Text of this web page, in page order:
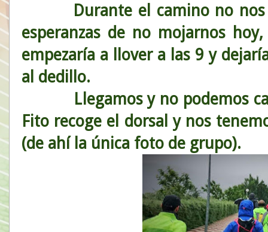
Durante el camino no nos
esperanzas de no mojarnos
empezaría a llover a las 9 y
al dedillo.
Llegamos y no podemos casi
Fito recoge el dorsal y nos
(de ahí la única foto de grupo).